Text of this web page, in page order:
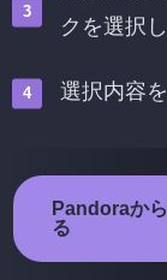
クを選択
選択内容
Pandoraか
る